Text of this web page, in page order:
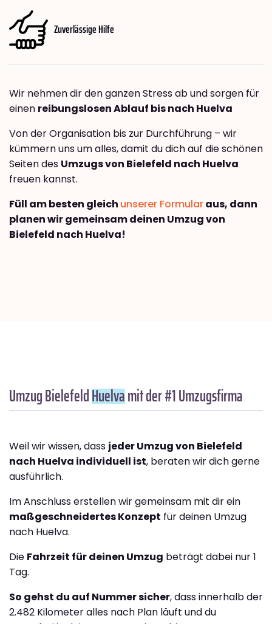
Zuverlässige Hilfe
Wir nehmen dir den ganzen Stress ab und sorgen für
einen reibungslosen Ablauf bis nach Huelva
Von der Organisation bis zur Durchführung – wir
kümmern uns um alles, damit du dich auf die schönen
Seiten des Umzugs von Bielefeld nach Huelva
freuen kannst.
Füll am besten gleich unserer Formularaus, dann
planen wir gemeinsam deinen Umzug von
Bielefeld nach Huelva!
Umzug BielefeldHuelvamit der #1 Umzugsfirma
Weil wir wissen, dass jeder Umzug von Bielefeld
nach Huelva individuell ist, beraten wir dich gerne
ausführlich.
Im Anschluss erstellen wir gemeinsam mit dir ein
maßgeschneidertes Konzept für deinen Umzug
nach Huelva.
Die Fahrzeit für deinen Umzug beträgt dabei nur 1
Tag.
So gehst du auf Nummer sicher, dass innerhalb der
2.482 Kilometer alles nach Plan läuft und du